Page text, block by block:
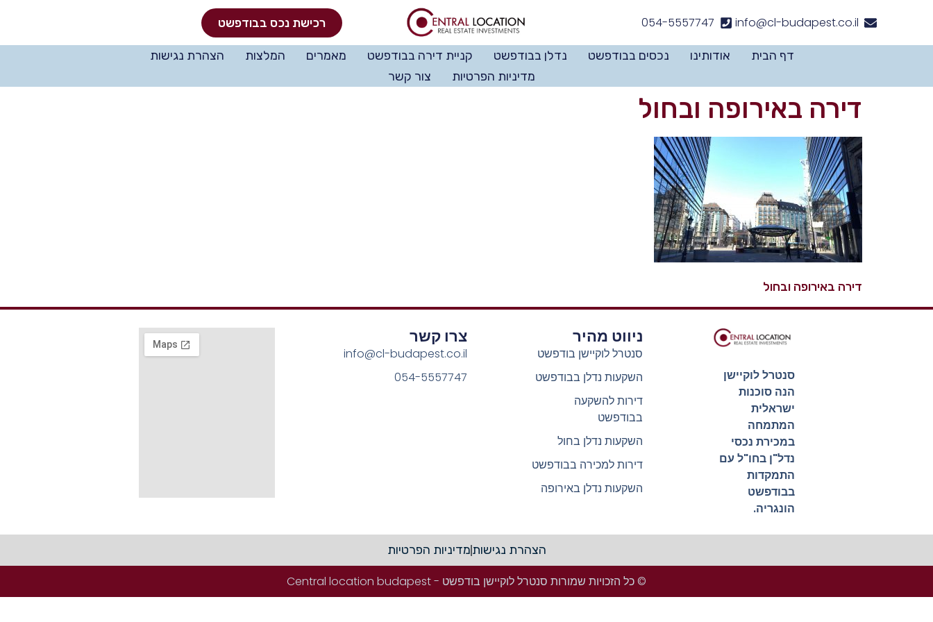
info@cl-budapest.co.il
054-5557747 רכישת נכס בבודפשט
דף הבית אודותינו נכסים בבודפשט נדלן בבודפשט קניית דירה בבודפשט מאמרים המלצות
הצהרת נגישות
מדיניות הפרטיות
צור קשר
דירה באירופה ובחול
דירה באירופה ובחול
סנטרל לוקיישן
הנה סוכנות
ישראלית
המתמחה
במכירת נכסי
נדל"ן בחו"ל עם
התמקדות
בבודפשט
הונגריה.
ניווט מהיר
סנטרל לוקיישן בודפשט
השקעות נדלן בבודפשט
דירות להשקעה
בבודפשט
השקעות נדלן בחול
דירות למכירה בבודפשט
השקעות נדלן באירופה
צרו קשר
info@cl-budapest.co.il
054-5557747
הצהרת נגישותמדיניות הפרטיות
© כל הזכויות שמורות סנטרל לוקיישן בודפשט - Central location budapest